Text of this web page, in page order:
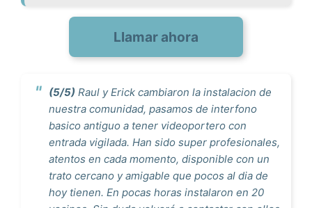
Llamar ahora
(5/5) Raul y Erick cambiaron la instalacion de
nuestra comunidad, pasamos de interfono
basico antiguo a tener videoportero con
entrada vigilada. Han sido super profesionales,
atentos en cada momento, disponible con un
trato cercano y amigable que pocos al dia de
hoy tienen. En pocas horas instalaron en 20